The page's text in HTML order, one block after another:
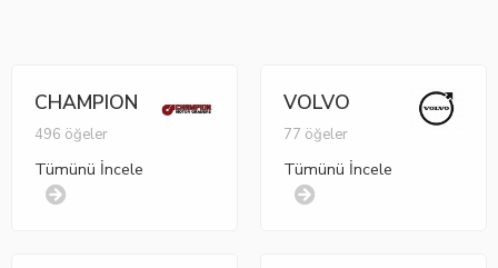
CHAMPION
496 öğeler
Tümünü İncele
VOLVO
77 öğeler
Tümünü İncele